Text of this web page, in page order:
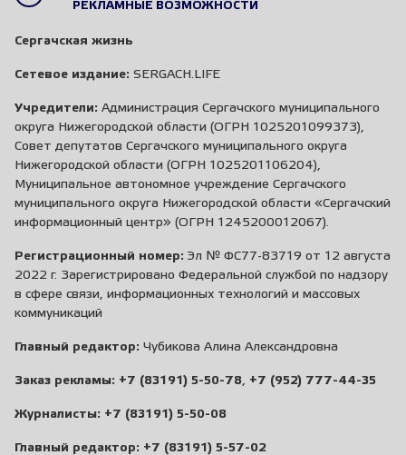
РЕКЛАМНЫЕ ВОЗМОЖНОСТИ
Сергачская жизнь
Сетевое издание: SERGACH.LIFE
Учредители: Администрация Сергачского муниципального
округа Нижегородской области (ОГРН 1025201099373),
Совет депутатов Сергачского муниципального округа
Нижегородской области (ОГРН 1025201106204),
Муниципальное автономное учреждение Сергачского
муниципального округа Нижегородской области «Сергачский
информационный центр» (ОГРН 1245200012067).
Регистрационный номер: Эл № ФС77-83719 от 12 августа
2022 г. Зарегистрировано Федеральной службой по надзору
в сфере связи, информационных технологий и массовых
коммуникаций
Главный редактор: Чубикова Алина Александровна
Заказ рекламы: +7 (83191) 5-50-78, +7 (952) 777-44-35
Журналисты: +7 (83191) 5-50-08
Главный редактор: +7 (83191) 5-57-02